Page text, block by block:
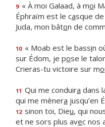
9 « À moi Galaad, à moi
Éphraïm est le casque
Juda, mon bâton de
10 « Moab est le bassin
sur Édom, je pose le
Crieras-tu victoire sur mo
11 Qui me conduira dans
qui me mènera jusqu’en
12 sinon toi, Dieu, qui
et ne sors plus avec nos